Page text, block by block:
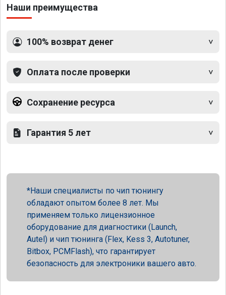
Наши преимущества
100% возврат денег
Оплата после проверки
Сохранение ресурса
Гарантия 5 лет
Наши специалисты по чип тюнингу
обладают опытом более 8 лет. Мы
применяем только лицензионное
оборудование для диагностики (Launch,
Autel) и чип тюнинга (Flex, Kess 3, Autotuner,
Bitbox, PCMFlash), что гарантирует
безопасность для электроники вашего авто.